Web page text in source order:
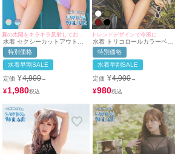
水着 セクシーカットアウトリ
ングセクシーグリッター三角モ
ノキニビキニ
特別価格
水着早割SALE
定価 ¥4,900→
¥1,980
トレンドデザインで今風に
水着 トリコロールカラーベル
ト付シンプル体型カバーワンピ
ースビキニ
特別価格
水着早割SALE
定価 ¥4,900→
¥980